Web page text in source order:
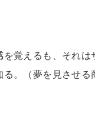
覚えるも、それは
。（夢を見させる